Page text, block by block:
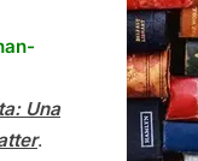
Una
.